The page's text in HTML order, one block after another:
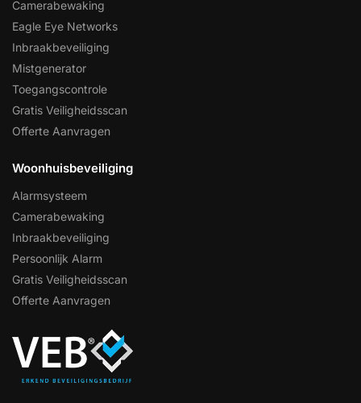
Camerabewaking
Eagle Eye Networks
Inbraakbeveiliging
Mistgenerator
Toegangscontrole
Gratis Veiligheidsscan
Offerte Aanvragen
Woonhuisbeveiliging
Alarmsysteem
Camerabewaking
Inbraakbeveiliging
Persoonlijk Alarm
Gratis Veiligheidsscan
Offerte Aanvragen